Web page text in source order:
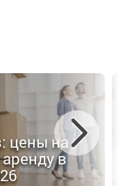
цены на
в